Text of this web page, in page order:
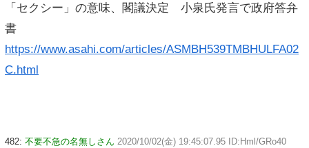
「セクシー」の意味、閣議決定 小泉氏発言で政府答弁
書
https://www.asahi.com/articles/ASMBH539TMBHULFA02
C.html
482: 不要不急の名無しさん 2020/10/02(金) 19:45:07.95 ID:Hml/GRo40